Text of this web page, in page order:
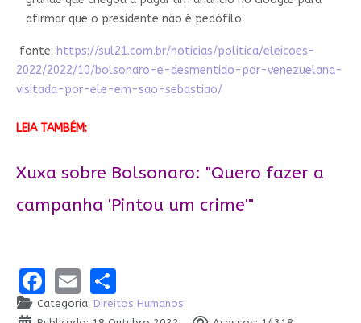
afirmar que o presidente não é pedófilo.
fonte: https://sul21.com.br/noticias/politica/eleicoes-
2022/2022/10/bolsonaro-e-desmentido-por-venezuelana-
visitada-por-ele-em-sao-sebastiao/
LEIA TAMBÉM:
Xuxa sobre Bolsonaro: "Quero fazer a
campanha 'Pintou um crime'"
Facebook
EmailShare
Categoria: Direitos Humanos